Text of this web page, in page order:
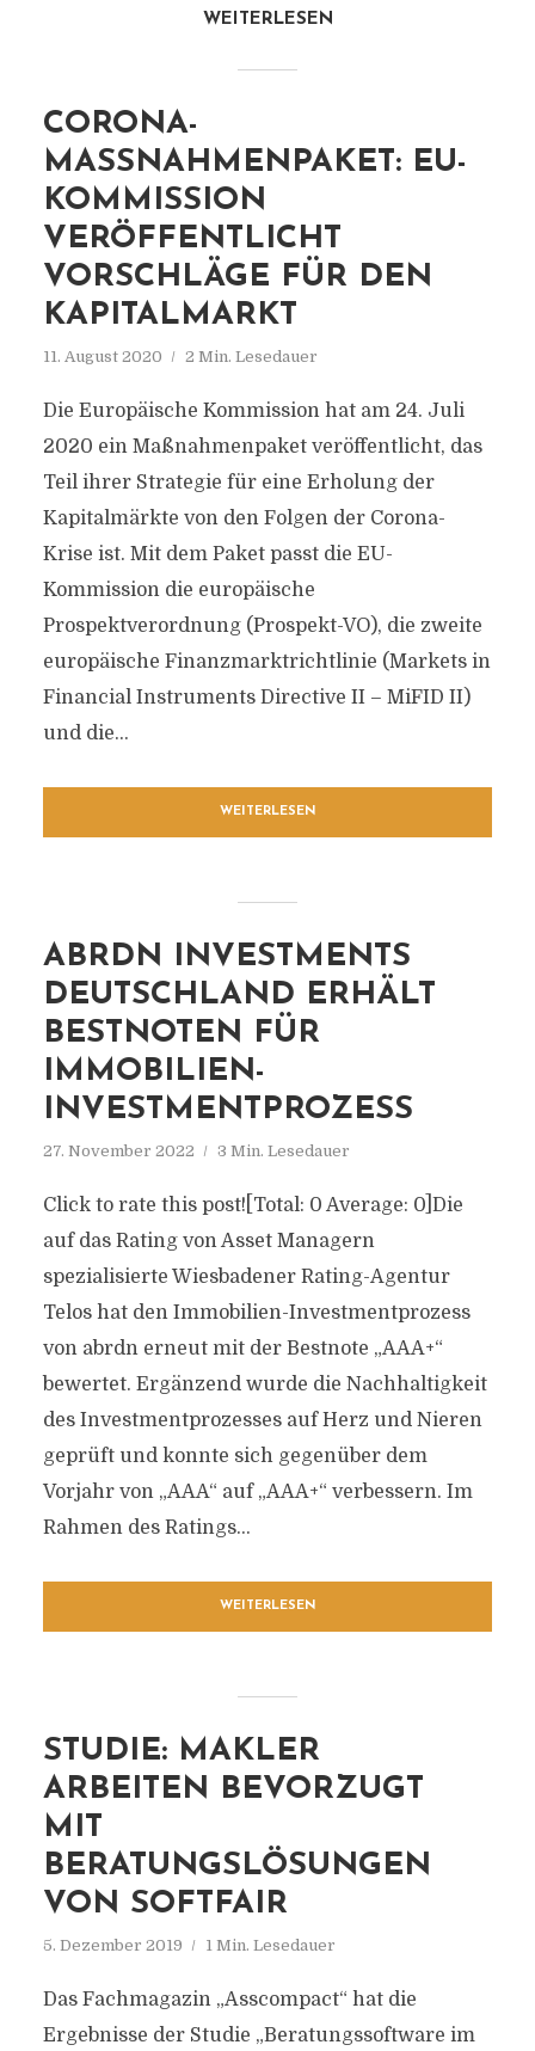
WEITERLESEN
CORONA-
MASSNAHMENPAKET: EU-K
OMMISSION V
ERÖFFENTLICHT V
ORSCHLÄGE FÜR DEN K
APITALMARKT
11. August 2020 2 Min. Lesedauer
Die Europäische Kommission hat am 24. Juli
2020 ein Maßnahmenpaket veröffentlicht, das
Teil ihrer Strategie für eine Erholung der
Kapitalmärkte von den Folgen der Corona-
Krise ist. Mit dem Paket passt die EU-
Kommission die europäische
Prospektverordnung (Prospekt-VO)‚ die zweite
europäische Finanzmarktrichtlinie (Markets in
Financial Instruments Directive II – MiFID II)
und die...
WEITERLESEN
ABRDN INVESTMENTS
DEUTSCHLAND ERHÄLT
BESTNOTEN FÜR
IMMOBILIEN-
INVESTMENTPROZESS
27. November 2022 3 Min. Lesedauer
Click to rate this post![Total: 0 Average: 0]Die
auf das Rating von Asset Managern
spezialisierte Wiesbadener Rating-Agentur
Telos hat den Immobilien-Investmentprozess
von abrdn erneut mit der Bestnote „AAA+“
bewertet. Ergänzend wurde die Nachhaltigkeit
des Investmentprozesses auf Herz und Nieren
geprüft und konnte sich gegenüber dem
Vorjahr von „AAA“ auf „AAA+“ verbessern. Im
Rahmen des Ratings...
WEITERLESEN
STUDIE: MAKLER
ARBEITEN BEVORZUGT
MIT
BERATUNGSLÖSUNGEN
VON SOFTFAIR
5. Dezember 2019 1 Min. Lesedauer
Das Fachmagazin „Asscompact“ hat die
Ergebnisse der Studie „Beratungssoftware im